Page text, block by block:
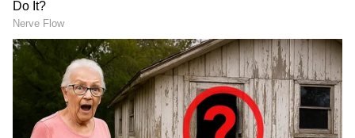
Related Articles
Hyderabad Food Man: ಕೆಲಸಕ್ಕೆ ಹೋಗೋ ಮುನ್ನ
ನೂರಾರು ಜನರ ಹಸಿದ ಹೊಟ್ಟೆಗೆ ಅನ್ನ; ಹೈದರಾಬಾದ್
ಈ 'ಫುಡ್ ಮ್ಯಾನ್'ಗೆ ಸಲಾಂ!
Food: ಮಾವಿನ ಉಪ್ಪಿನಕಾಯಿ ಬೇಗ